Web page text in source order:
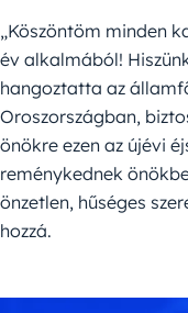
„Köszöntöm minden
év alkalmából!
hangoztatta az
Oroszországban,
önökre ezen az újévi
reménykednek
önzetlen, hűséges
hozzá.